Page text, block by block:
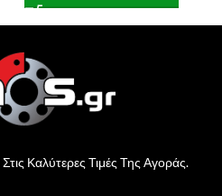
Καλύτερες Τιμές Της Αγοράς.